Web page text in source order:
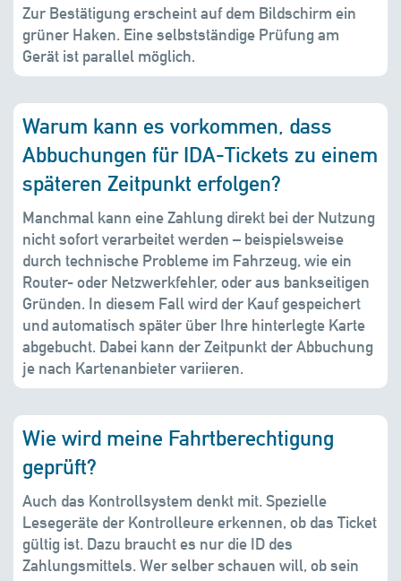
Zur Bestätigung erscheint auf dem Bildschirm ein
grüner Haken. Eine selbstständige Prüfung am
Gerät ist parallel möglich.
Warum kann es vorkommen, dass
Abbuchungen für IDA-Tickets zu einem
späteren Zeitpunkt erfolgen?
Manchmal kann eine Zahlung direkt bei der Nutzung
nicht sofort verarbeitet werden – beispielsweise
durch technische Probleme im Fahrzeug, wie ein
Router- oder Netzwerkfehler, oder aus bankseitigen
Gründen. In diesem Fall wird der Kauf gespeichert
und automatisch später über Ihre hinterlegte Karte
abgebucht. Dabei kann der Zeitpunkt der Abbuchung
je nach Kartenanbieter variieren.
Wie wird meine Fahrtberechtigung
geprüft?
Auch das Kontrollsystem denkt mit. Spezielle
Lesegeräte der Kontrolleure erkennen, ob das Ticket
gültig ist. Dazu braucht es nur die ID des
Zahlungsmittels. Wer selber schauen will, ob sein